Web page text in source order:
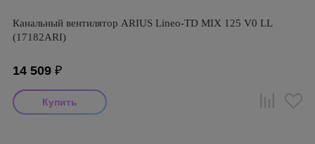
Канальный вентилятор ARIUS Lineo-TD MIX 125 V0 LL
(17182ARI)
14 509 ₽